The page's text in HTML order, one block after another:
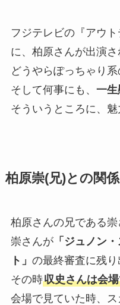
フジテレビの『アウ
に、柏原さんが出演さ
どうやらぽっちゃり系
そして何事にも、 一生
そういうところに、魅
柏原崇(兄)との関
柏原さんの兄である崇
崇さんが「ジュノン
ト」 の最終審査に残り
その時収史さんは会
会場で見ていた時、